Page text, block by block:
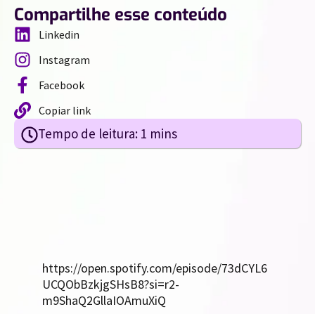
Compartilhe esse conteúdo
Linkedin
Instagram
Facebook
Copiar link
https://open.spotify.com/episode/73dCYL6
UCQObBzkjgSHsB8?si=r2-
m9ShaQ2GllaIOAmuXiQ